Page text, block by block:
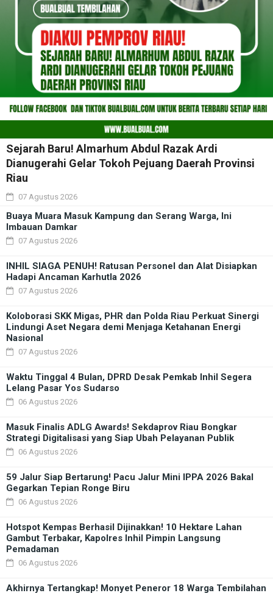
Sejarah Baru! Almarhum Abdul Razak Ardi
Dianugerahi Gelar Tokoh Pejuang Daerah Provinsi
Riau
07 Agustus 2026
Buaya Muara Masuk Kampung dan Serang Warga, Ini
Imbauan Damkar
07 Agustus 2026
INHIL SIAGA PENUH! Ratusan Personel dan Alat Disiapkan
Hadapi Ancaman Karhutla 2026
07 Agustus 2026
Koloborasi SKK Migas, PHR dan Polda Riau Perkuat Sinergi
Lindungi Aset Negara demi Menjaga Ketahanan Energi
Nasional
07 Agustus 2026
Waktu Tinggal 4 Bulan, DPRD Desak Pemkab Inhil Segera
Lelang Pasar Yos Sudarso
06 Agustus 2026
Masuk Finalis ADLG Awards! Sekdaprov Riau Bongkar
Strategi Digitalisasi yang Siap Ubah Pelayanan Publik
06 Agustus 2026
59 Jalur Siap Bertarung! Pacu Jalur Mini IPPA 2026 Bakal
Gegarkan Tepian Ronge Biru
06 Agustus 2026
Hotspot Kempas Berhasil Dijinakkan! 10 Hektare Lahan
Gambut Terbakar, Kapolres Inhil Pimpin Langsung
Pemadaman
06 Agustus 2026
Akhirnya Tertangkap! Monyet Peneror 18 Warga Tembilahan